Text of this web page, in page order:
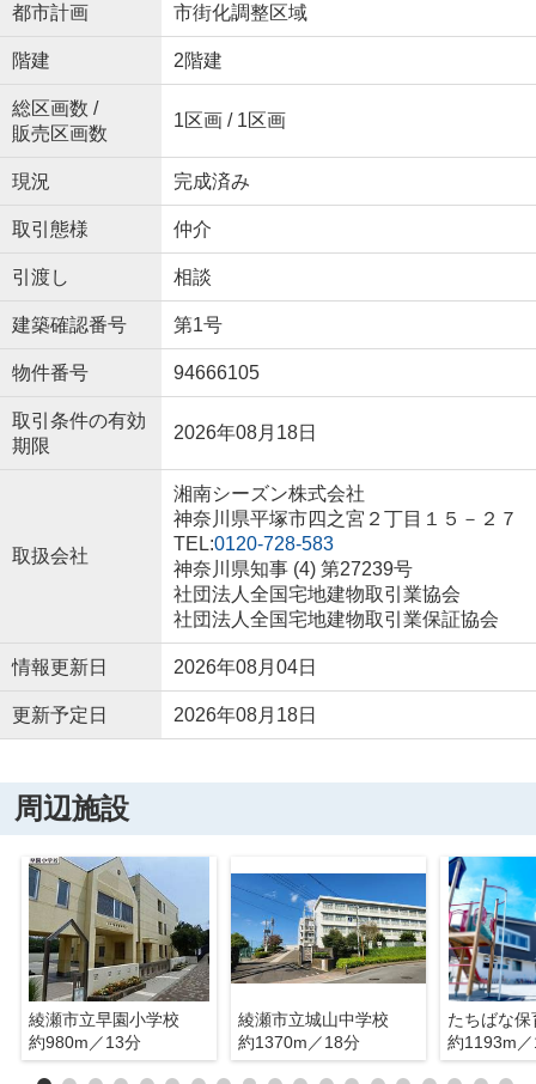
都市計画 市街化調整区域
階建 2階建
総区画数 /
販売区画数
1区画 / 1区画
現況 完成済み
取引態様 仲介
引渡し 相談
建築確認番号 第1号
物件番号 94666105
取引条件の有効
期限
2026年08月18日
取扱会社
湘南シーズン株式会社
神奈川県平塚市四之宮２丁目１５－２７
TEL:0120-728-583
神奈川県知事 (4) 第27239号
社団法人全国宅地建物取引業協会
社団法人全国宅地建物取引業保証協会
情報更新日 2026年08月04日
更新予定日 2026年08月18日
周辺施設
綾瀬市立早園小学校
約980m／13分
綾瀬市立城山中学校
約1370m／18分
たちばな保
約1193m